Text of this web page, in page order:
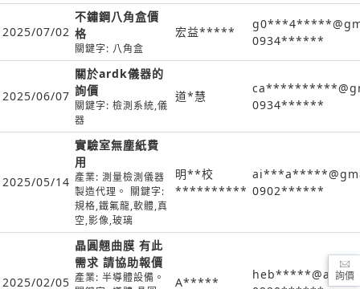
2025/07/02
不鏽鋼八角盒價
格
關鍵字: 八角盒
宏益*****
0934******
2025/06/07
關於ardk儀器的
詢價
關鍵字: 檢測系統,儀
器
道*慧
0934******
2025/05/14
實驗室無塵紙費
用
產業: 測量檢測儀器
製造代理。 關鍵字:
規格,鐵氟龍,軟體,真
空,影像,玻璃
明**校
********** 0902******
2025/02/05
晶圓翹曲膜 有此
需求 請協助報價
產業: 半導體設備。
A***** 詢價